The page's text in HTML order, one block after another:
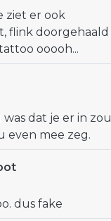
ziet er ook
flink doorgehaald
ooooh...
dat je er in zou
even mee zeg.
dus fake